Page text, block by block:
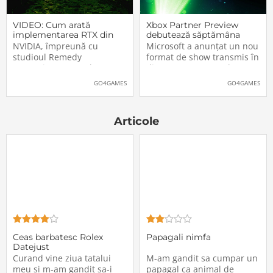
VIDEO: Cum arată
implementarea RTX din
Alan Wake II
NVIDIA, împreună cu
studioul Remedy
Entertainment, au lansat
un nou clip video dedicat
(Ray Tracing și DLSS) din
secvențele de mai jos,
GO4GAMES
Xbox Partner Preview
debutează săptămâna
aceasta. Când și unde va
putea fi vizionat
Microsoft a anunțat un nou
format de show transmis în
direct pe Internet: Xbox
Partner Preview, primul
difuzat chiar mâine, 25
cu 20:00 (ora României).
Show-ul va putea […]The
GO4GAMES
Articole
Ceas barbatesc Rolex
Datejust
Curand vine ziua tatalui
meu si m-am gandit sa-i
Papagali nimfa
M-am gandit sa cumpar un
papagal ca animal de